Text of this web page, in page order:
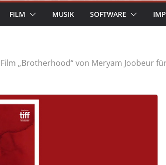
FILM MUSIK SOFTWARE
Film „Brotherhood“ von Meryam Joobeur